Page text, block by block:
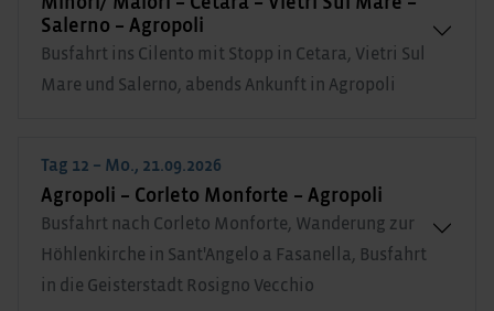
Salerno – Agropoli
Busfahrt ins Cilento mit Stopp in Cetara, Vietri Sul
Mare und Salerno, abends Ankunft in Agropoli
Tag 12 – Mo., 21.09.2026
Agropoli – Corleto Monforte – Agropoli
Busfahrt nach Corleto Monforte, Wanderung zur
Höhlenkirche in Sant'Angelo a Fasanella, Busfahrt
in die Geisterstadt Rosigno Vecchio